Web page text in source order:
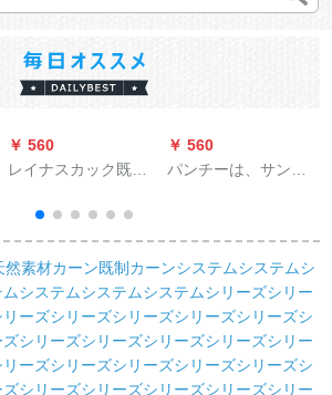
￥ 560
レイナスカック既制
リング寝室出窓折れ
紋黄色1.5メトル幅
*2.6メトル高さを材料
なしに短包加工1枚
￥ 560
パンチーは、サンバ
す。テイーン伸縮棒
寝室は完全遮光マッ
ト貼りのタワーで
す。部屋の伸縮棒
【ネビエ90%遮光】
3.0枚x 1.8高(ダブル
オウ)